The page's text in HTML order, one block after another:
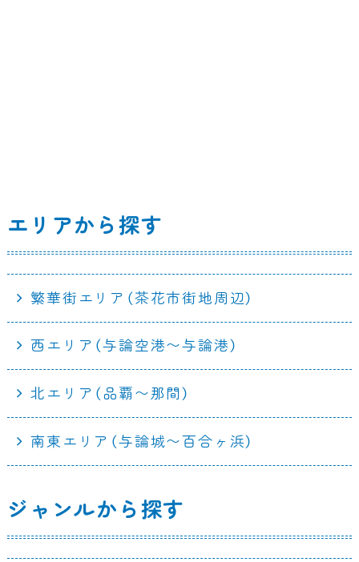
エリアから探す
繁華街エリア（茶花市街地周辺）
西エリア（与論空港〜与論港）
北エリア（品覇〜那間）
南東エリア（与論城〜百合ヶ浜）
ジャンルから探す